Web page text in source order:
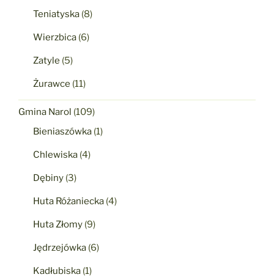
Teniatyska (8)
Wierzbica (6)
Zatyle (5)
Żurawce (11)
Gmina Narol (109)
Bieniaszówka (1)
Chlewiska (4)
Dębiny (3)
Huta Różaniecka (4)
Huta Złomy (9)
Jędrzejówka (6)
Kadłubiska (1)